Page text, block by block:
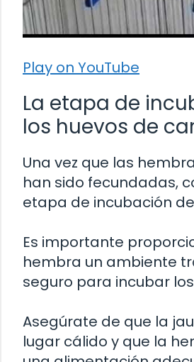
Play on YouTube
La etapa de
los huevos de
Una vez que las
han sido fecundadas,
etapa de incubación
Es importante
hembra un ambiente
seguro para incubar
Asegúrate de que la
lugar cálido y que la